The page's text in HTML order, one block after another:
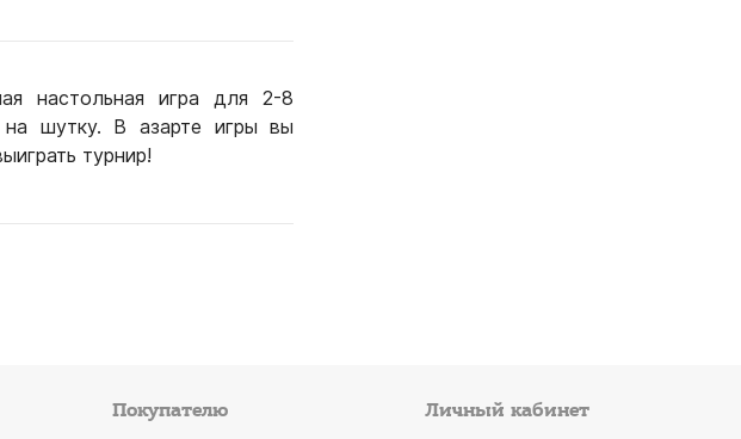
настольная игра для 2-8
шутку. В азарте игры вы
турнир!
Покупателю Личный кабинет